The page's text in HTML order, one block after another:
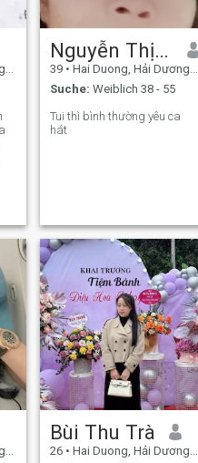
Nguyễn Thị là
39 • Hai Duong, Hải Dương, Vietnam
Suche: Weiblich 38 - 55
Tui thì bình thường yêu ca
hát
Bùi Thu Trà
26 • Hai Duong, Hải Dương, Vietnam